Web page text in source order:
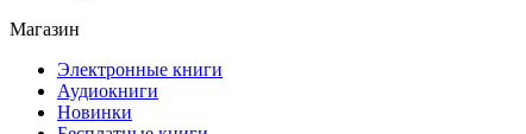
Магазин
Электронные книги
Аудиокниги
Новинки